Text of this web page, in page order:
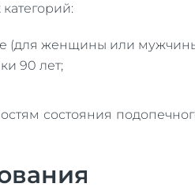
(для женщины или
90 лет;
состояния